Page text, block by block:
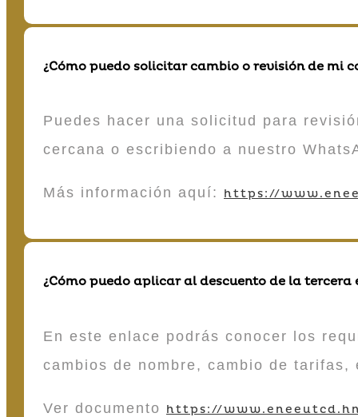
¿Cómo puedo solicitar cambio o revisión de mi
Puedes hacer una solicitud para
cercana o escribiendo a nuestro
Más información aquí: https://
¿Cómo puedo aplicar al descuento de la tercera
En este enlace podrás conocer los
cambios de nombre, cambio de tarifas,
Ver documento https://